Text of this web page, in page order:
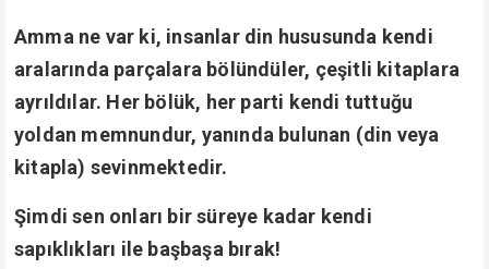
Amma ne var ki, insanlar din hususunda kendi
aralarında parçalara bölündüler, çeşitli kitaplara
ayrıldılar. Her bölük, her parti kendi tuttuğu
yoldan memnundur, yanında bulunan (din veya
kitapla) sevinmektedir.
Şimdi sen onları bir süreye kadar kendi
sapıklıkları ile başbaşa bırak!